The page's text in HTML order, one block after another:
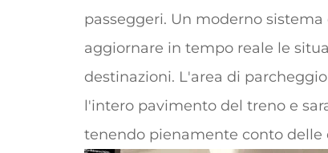
passeggeri. Un moderno
aggiornare in tempo reale le
destinazioni. L'area di
l'intero pavimento del treno e
tenendo pienamente conto delle